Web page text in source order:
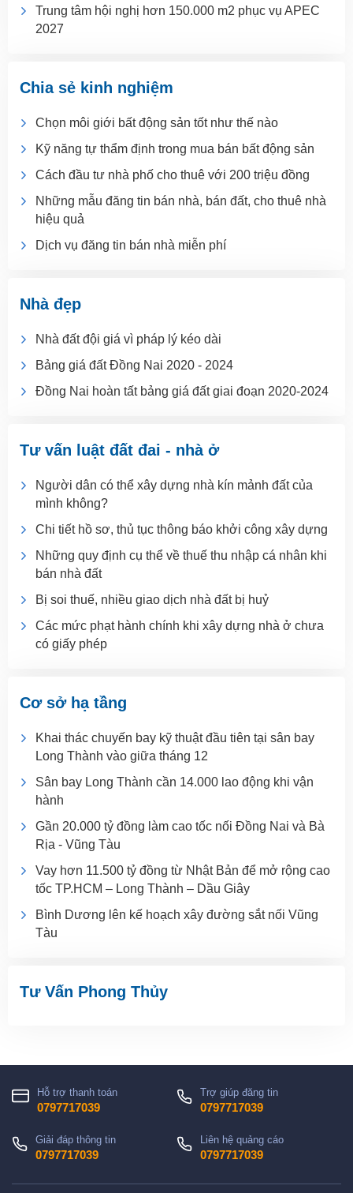
Trung tâm hội nghị hơn 150.000 m2 phục vụ APEC
2027
Chia sẻ kinh nghiệm
Chọn môi giới bất động sản tốt như thế nào
Kỹ năng tự thẩm định trong mua bán bất động sản
Cách đầu tư nhà phố cho thuê với 200 triệu đồng
Những mẫu đăng tin bán nhà, bán đất, cho thuê nhà
hiệu quả
Dịch vụ đăng tin bán nhà miễn phí
Nhà đẹp
Nhà đất đội giá vì pháp lý kéo dài
Bảng giá đất Đồng Nai 2020 - 2024
Đồng Nai hoàn tất bảng giá đất giai đoạn 2020-2024
Tư vấn luật đất đai - nhà ở
Người dân có thể xây dựng nhà kín mảnh đất của
mình không?
Chi tiết hồ sơ, thủ tục thông báo khởi công xây dựng
Những quy định cụ thể về thuế thu nhập cá nhân khi
bán nhà đất
Bị soi thuế, nhiều giao dịch nhà đất bị huỷ
Các mức phạt hành chính khi xây dựng nhà ở chưa
có giấy phép
Cơ sở hạ tầng
Khai thác chuyến bay kỹ thuật đầu tiên tại sân bay
Long Thành vào giữa tháng 12
Sân bay Long Thành cần 14.000 lao động khi vận
hành
Gần 20.000 tỷ đồng làm cao tốc nối Đồng Nai và Bà
Rịa - Vũng Tàu
Vay hơn 11.500 tỷ đồng từ Nhật Bản để mở rộng cao
tốc TP.HCM – Long Thành – Dầu Giây
Bình Dương lên kế hoạch xây đường sắt nối Vũng
Tàu
Tư Vấn Phong Thủy
Hỗ trợ thanh toán
0797717039
Trợ giúp đăng tin
0797717039
Giải đáp thông tin
0797717039
Liên hệ quảng cáo
0797717039